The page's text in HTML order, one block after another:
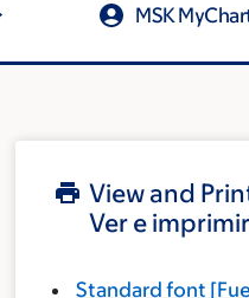
MSK
View and
Ver e
Standard font